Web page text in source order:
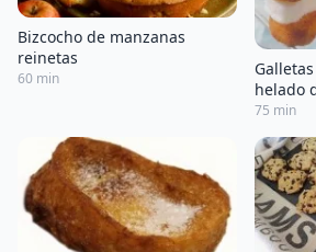
Bizcocho de manzanas
reinetas
60 min
helado
75 min